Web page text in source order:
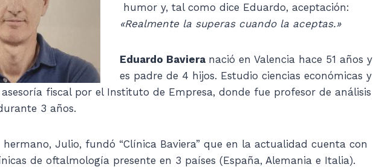
humor y, tal como dice Eduardo, aceptación:
«Realmente la superas cuando la aceptas.»
Eduardo Baviera nació en Valencia hace 51 años y
es padre de 4 hijos. Estudio ciencias económicas y
fiscal por el Instituto de Empresa, donde fue profesor de análisis
3 años.
Julio, fundó “Clínica Baviera” que en la actualidad cuenta con
de oftalmología presente en 3 países (España, Alemania e Italia).